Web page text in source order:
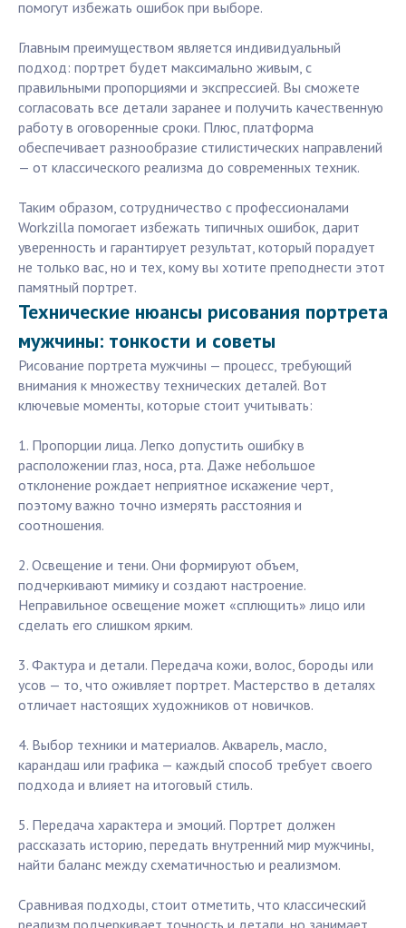
помогут избежать ошибок при выборе.
Главным преимуществом является индивидуальный
подход: портрет будет максимально живым, с
правильными пропорциями и экспрессией. Вы сможете
согласовать все детали заранее и получить качественную
работу в оговоренные сроки. Плюс, платформа
обеспечивает разнообразие стилистических направлений
— от классического реализма до современных техник.
Таким образом, сотрудничество с профессионалами
Workzilla помогает избежать типичных ошибок, дарит
уверенность и гарантирует результат, который порадует
не только вас, но и тех, кому вы хотите преподнести этот
памятный портрет.
Технические нюансы рисования портрета
мужчины: тонкости и советы
Рисование портрета мужчины — процесс, требующий
внимания к множеству технических деталей. Вот
ключевые моменты, которые стоит учитывать:
1. Пропорции лица. Легко допустить ошибку в
расположении глаз, носа, рта. Даже небольшое
отклонение рождает неприятное искажение черт,
поэтому важно точно измерять расстояния и
соотношения.
2. Освещение и тени. Они формируют объем,
подчеркивают мимику и создают настроение.
Неправильное освещение может «сплющить» лицо или
сделать его слишком ярким.
3. Фактура и детали. Передача кожи, волос, бороды или
усов — то, что оживляет портрет. Мастерство в деталях
отличает настоящих художников от новичков.
4. Выбор техники и материалов. Акварель, масло,
карандаш или графика — каждый способ требует своего
подхода и влияет на итоговый стиль.
5. Передача характера и эмоций. Портрет должен
рассказать историю, передать внутренний мир мужчины,
найти баланс между схематичностью и реализмом.
Сравнивая подходы, стоит отметить, что классический